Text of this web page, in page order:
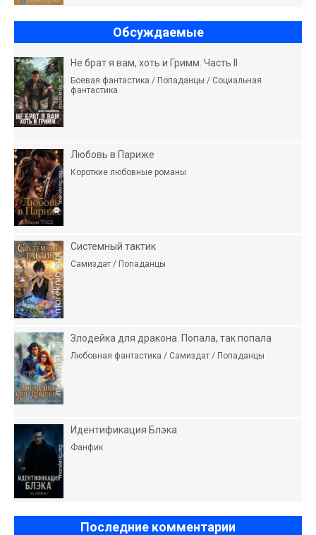
Обсуждаемые
Не брат я вам, хоть и Гримм. Часть II
Боевая фантастика / Попаданцы / Социальная
фантастика
Любовь в Париже
Короткие любовные романы
Системный тактик
Самиздат / Попаданцы
Злодейка для дракона. Попала, так попала
Любовная фантастика / Самиздат / Попаданцы
Идентификация Блэка
Фанфик
Последние комментарии